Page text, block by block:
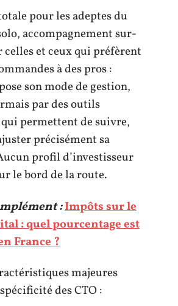
pour les adeptes du
accompagnement sur-
celles et ceux qui préfèrent
à des pros :
son mode de gestion,
par des outils
permettent de suivre,
précisément sa
profil d’investisseur
le bord de la route.
:Impôts sur le
: quel pourcentage est
France ?
majeures
des CTO :